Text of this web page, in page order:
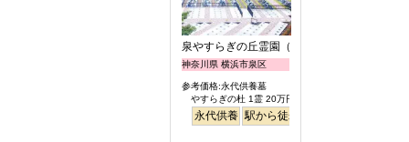
泉やすらぎの丘霊園（永代供養墓）
神奈川県 横浜市泉区
参考価格:永代供養墓
やすらぎの杜 1霊 20万円
永代供養 駅から徒歩